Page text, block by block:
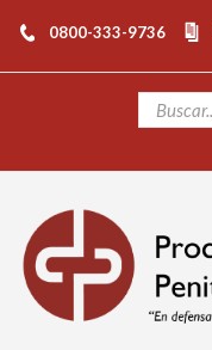
0800-333-9736